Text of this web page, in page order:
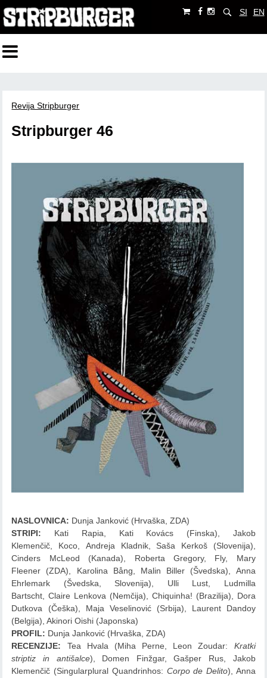
SI EN
Revija Stripburger
Stripburger 46
NASLOVNICA: Dunja Janković (Hrvaška, ZDA)
STRIPI: Kati Rapia, Kati Kovács (Finska), Jakob
Klemenčič, Koco, Andreja Kladnik, Saša Kerkoš (Slovenija),
Cinders McLeod (Kanada), Roberta Gregory, Fly, Mary
Fleener (ZDA), Karolina Bång, Malin Biller(Švedska), Anna
Ehrlemark (Švedska, Slovenija), Ulli Lust, Ludmilla
Bartscht, Claire Lenkova (Nemčija), Chiquinha! (Brazilija), Dora
Dutkova (Češka), Maja Veselinović(Srbija), Laurent Dandoy
(Belgija), Akinori Oishi (Japonska)
PROFIL: Dunja Janković (Hrvaška, ZDA)
RECENZIJE: Tea Hvala (Miha Perne, Leon Zoudar: Kratki
striptiz in antišalce), Domen Finžgar, Gašper Rus, Jakob
Klemenčič (Singularplural Quandrinhos: Corpo de Delito), Anna